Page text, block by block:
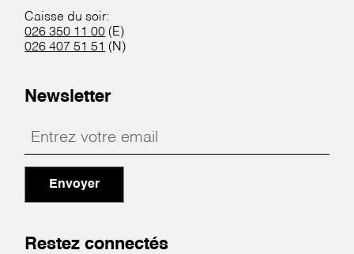
Caisse du soir:
026 350 11 00 (E)
026 407 51 51 (N)
Newsletter
Envoyer
Restez connectés